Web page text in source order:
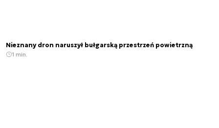
Nieznany dron naruszył bułgarską przestrzeń powietrzną
1 min.